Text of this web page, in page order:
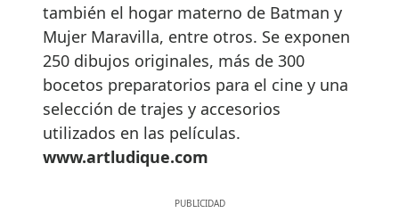
también el hogar materno de Batman y
Mujer Maravilla, entre otros. Se exponen
250 dibujos originales, más de 300
bocetos preparatorios para el cine y una
selección de trajes y accesorios
utilizados en las películas.
www.artludique.com